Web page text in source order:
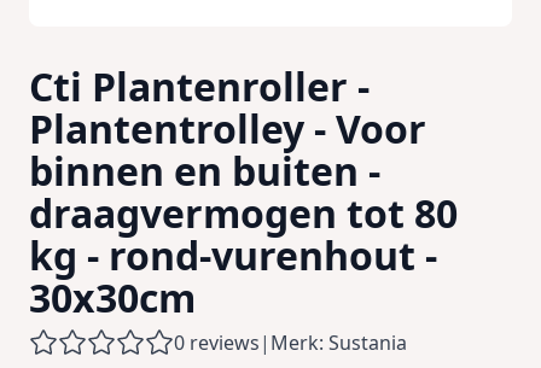
Cti Plantenroller -
Plantentrolley - Voor
binnen en buiten -
draagvermogen tot 80
kg - rond-vurenhout -
30x30cm
0 reviews| Merk: Sustania